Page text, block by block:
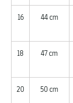
16 44 cm
18 47 cm
20 50 cm